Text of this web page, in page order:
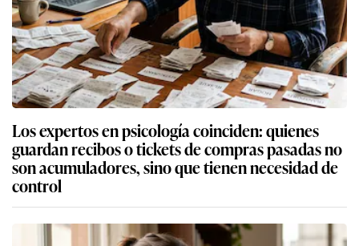
Los expertos en psicología coinciden: quienes
guardan recibos o tickets de compras pasadas no
son acumuladores, sino que tienen necesidad de
control